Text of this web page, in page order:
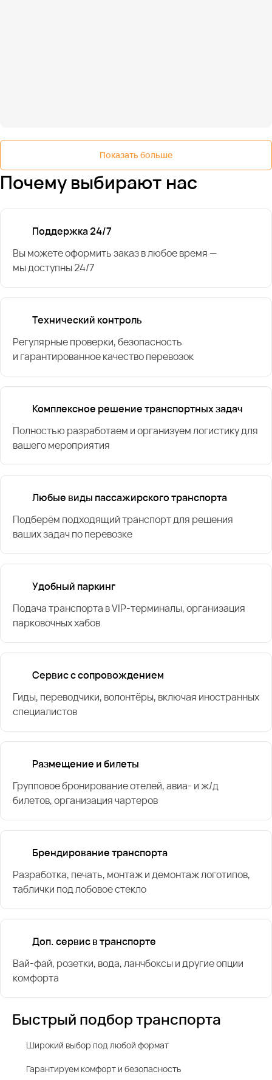
Показать больше
Почему выбирают нас
Поддержка 24/7
Вы можете оформить заказ в любое время —
мы доступны 24/7
Технический контроль
Регулярные проверки, безопасность
и гарантированное качество перевозок
Комплексное решение транспортных задач
Полностью разработаем и организуем логистику для
вашего мероприятия
Любые виды пассажирского транспорта
Подберём подходящий транспорт для решения
ваших задач по перевозке
Удобный паркинг
Подача транспорта в VIP-терминалы, организация
парковочных хабов
Сервис с сопровождением
Гиды, переводчики, волонтёры, включая иностранных
специалистов
Размещение и билеты
Групповое бронирование отелей, авиа- и ж/д
билетов, организация чартеров
Брендирование транспорта
Разработка, печать, монтаж и демонтаж логотипов,
таблички под лобовое стекло
Доп. сервис в транспорте
Вай-фай, розетки, вода, ланчбоксы и другие опции
комфорта
Быстрый подбор транспорта
Широкий выбор под любой формат
Гарантируем комфорт и безопасность